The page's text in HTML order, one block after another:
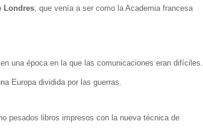
Londres, que venía a ser como la Academia francesa
una época en la que las comunicaciones eran difíciles.
Europa dividida por las guerras.
pesados libros impresos con la nueva técnica de